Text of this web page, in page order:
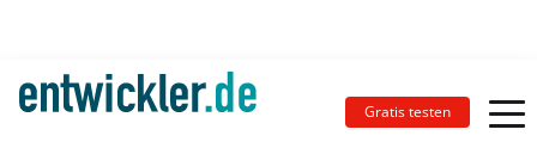
Gratis testen